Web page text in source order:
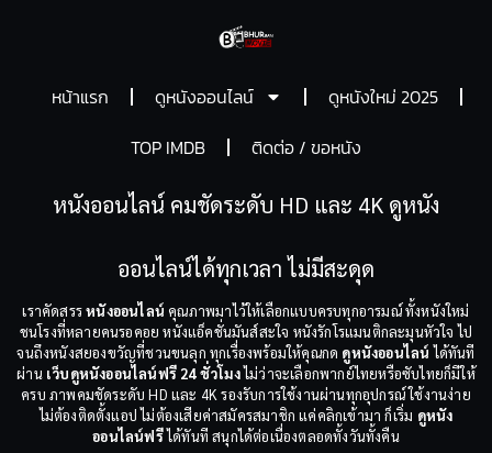
หน้าแรก ดูหนังออนไลน์
ดูหนังใหม่ 2025
TOP IMDB
ติดต่อ / ขอหนัง
หนังออนไลน์ คมชัดระดับ HD และ 4K ดูหนัง
ออนไลน์ได้ทุกเวลา ไม่มีสะดุด
เราคัดสรรหนังออนไลน์ คุณภาพมาไว้ให้เลือกแบบครบทุกอารมณ์ ทั้งหนังใหม่
ชนโรงที่หลายคนรอคอย หนังแอ็คชั่นมันส์สะใจ หนังรักโรแมนติกละมุนหัวใจ ไป
จนถึงหนังสยองขวัญที่ชวนขนลุก ทุกเรื่องพร้อมให้คุณกด ดูหนังออนไลน์ ได้ทันที
ผ่าน เว็บดูหนังออนไลน์ฟรี 24 ชั่วโมงไม่ว่าจะเลือกพากย์ไทยหรือซับไทยก็มีให้
ครบ ภาพคมชัดระดับ HD และ 4K รองรับการใช้งานผ่านทุกอุปกรณ์ ใช้งานง่าย
ไม่ต้องติดตั้งแอป ไม่ต้องเสียค่าสมัครสมาชิก แค่คลิกเข้ามา ก็เริ่ม ดูหนัง
ออนไลน์ฟรีได้ทันที สนุกได้ต่อเนื่องตลอดทั้งวันทั้งคืน